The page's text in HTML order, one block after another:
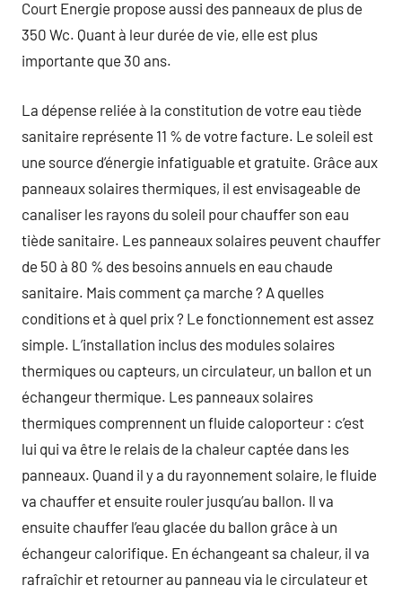
Court Energie propose aussi des panneaux de plus de
350 Wc. Quant à leur durée de vie, elle est plus
importante que 30 ans.
La dépense reliée à la constitution de votre eau tiède
sanitaire représente 11 % de votre facture. Le soleil est
une source d’énergie infatiguable et gratuite. Grâce aux
panneaux solaires thermiques, il est envisageable de
canaliser les rayons du soleil pour chauffer son eau
tiède sanitaire. Les panneaux solaires peuvent chauffer
de 50 à 80 % des besoins annuels en eau chaude
sanitaire. Mais comment ça marche ? A quelles
conditions et à quel prix ? Le fonctionnement est assez
simple. L’installation inclus des modules solaires
thermiques ou capteurs, un circulateur, un ballon et un
échangeur thermique. Les panneaux solaires
thermiques comprennent un fluide caloporteur : c’est
lui qui va être le relais de la chaleur captée dans les
panneaux. Quand il y a du rayonnement solaire, le fluide
va chauffer et ensuite rouler jusqu’au ballon. Il va
ensuite chauffer l’eau glacée du ballon grâce à un
échangeur calorifique. En échangeant sa chaleur, il va
rafraîchir et retourner au panneau via le circulateur et